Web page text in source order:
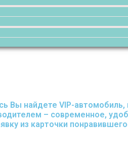
найдете VIP-автомобиль,
– современное,
из карточки